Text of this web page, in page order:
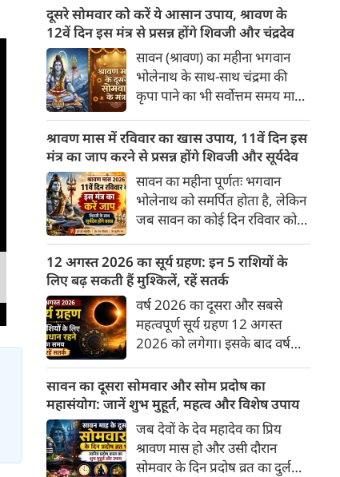
लेने वाले हैं? ज्योतिष और पंचांग के
अनुसार, किसी भी शुभ कार्य को सही
मुहूर्त में करने से सफलता की
संभावना बढ़ जाती है। 'वेबदुनिया'
आपके लिए लेकर आया है 09
अगस्‍त, 2026 का विशेष पंचांग और
शुभ-अशुभ मुहूर्त।
दूसरे सोमवार को करें ये आसान उपाय, श्रावण के
12वें दिन इस मंत्र से प्रसन्न होंगे शिवजी और चंद्रदेव
सावन (श्रावण) का महीना भगवान
भोलेनाथ के साथ-साथ चंद्रमा की
कृपा पाने का भी सर्वोत्तम समय माना
12वें दिन का यह विशेष संयोग
आपके जीवन से मानसिक तनाव,
नकारात्मकता और आर्थिक तंगी को
दूर कर सुख-समृद्धि ला सकता है। इस
बार दूसरा सोमवार 10 अगस्त 2026
को रहेगा।
श्रावण मास में रविवार का खास उपाय, 11वें दिन इस
मंत्र का जाप करने से प्रसन्न होंगे शिवजी और सूर्यदेव
सावन का महीना पूर्णतः भगवान
भोलेनाथ को समर्पित होता है, लेकिन
जब सावन का कोई दिन रविवार को
महत्व दोगुना हो जाता है। ज्योतिष
और शास्त्रों में सूर्यदेव को भगवान
शिव का ही प्रत्यक्ष स्वरूप (शिव-सूर्य)
माना गया है। सावन के 11वें दिन
(रविवार) को शिवजी की उपासना के
साथ-साथ सूर्यदेव की पूजा करने से
व्यक्ति को आरोग्य, मान-सम्मान, पद-
प्रतिष्ठा और तेज की प्राप्ति होती है।
12 अगस्त 2026 का सूर्य ग्रहण: इन 5 राशियों के
लिए बढ़ सकती हैं मुश्किलें, रहें सतर्क
वर्ष 2026 का दूसरा और सबसे
महत्वपूर्ण सूर्य ग्रहण 12 अगस्त
2026 को लगेगा। इसके बाद वर्ष
अगस्त 2026 को लगने जा रहा है।
दोनों ग्रहण अगस्त माह में लगने वाले
हैं। एक ही माह में दो ग्रहण योग के
चलते इन राशियों पर पड़ेगा इसका
सीधा असर।
सावन का दूसरा सोमवार और सोम प्रदोष का
महासंयोग: जानें शुभ मुहूर्त, महत्व और विशेष उपाय
जब देवों के देव महादेव का प्रिय
श्रावण मास हो और उसी दौरान
सोमवार के दिन प्रदोष व्रत का दुर्लभ